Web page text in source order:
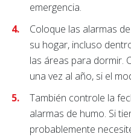
emergencia.
Coloque las alarmas
su hogar, incluso
las áreas para dormir.
una vez al año, si el
También controle la
alarmas de humo. Si
probablemente